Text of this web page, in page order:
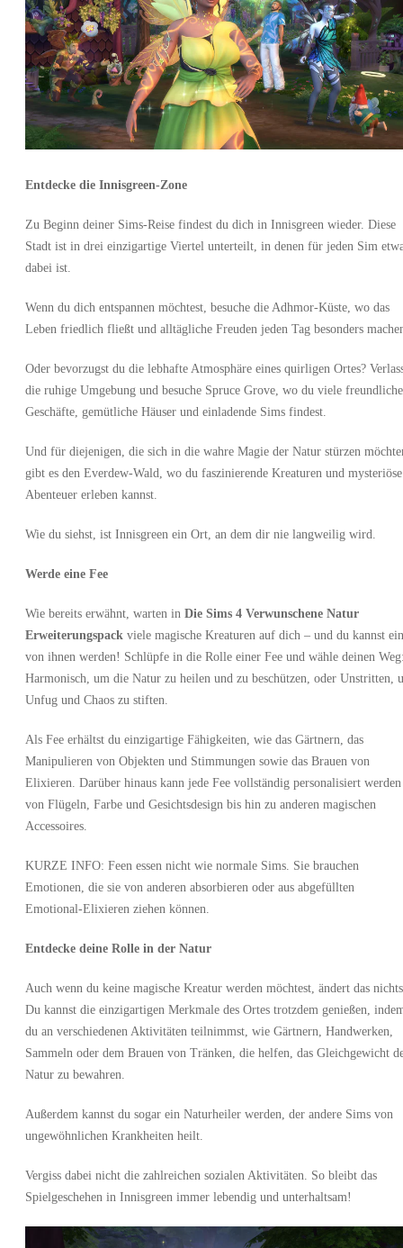
Entdecke die Innisgreen-Zone
Zu Beginn deiner Sims-Reise findest du dich in Innisgreen wieder. Diese
Stadt ist in drei einzigartige Viertel unterteilt, in denen für jeden Sim
dabei ist.
Wenn du dich entspannen möchtest, besuche die Adhmor-Küste, wo das
Leben friedlich fließt und alltägliche Freuden jeden Tag besonders
Oder bevorzugst du die lebhafte Atmosphäre eines quirligen Ortes?
die ruhige Umgebung und besuche Spruce Grove, wo du viele freundliche
Geschäfte, gemütliche Häuser und einladende Sims findest.
Und für diejenigen, die sich in die wahre Magie der Natur stürzen
gibt es den Everdew-Wald, wo du faszinierende Kreaturen und mysteriöse
Abenteuer erleben kannst.
Wie du siehst, ist Innisgreen ein Ort, an dem dir nie langweilig wird.
Werde eine Fee
Wie bereits erwähnt, warten in Die Sims 4 Verwunschene Natur
Erweiterungspack viele magische Kreaturen auf dich – und du kannst
von ihnen werden! Schlüpfe in die Rolle einer Fee und wähle deinen
Harmonisch, um die Natur zu heilen und zu beschützen, oder Unstritten,
Unfug und Chaos zu stiften.
Als Fee erhältst du einzigartige Fähigkeiten, wie das Gärtnern, das
Manipulieren von Objekten und Stimmungen sowie das Brauen von
Elixieren. Darüber hinaus kann jede Fee vollständig personalisiert
von Flügeln, Farbe und Gesichtsdesign bis hin zu anderen magischen
Accessoires.
KURZE INFO: Feen essen nicht wie normale Sims. Sie brauchen
Emotionen, die sie von anderen absorbieren oder aus abgefüllten
Emotional-Elixieren ziehen können.
Entdecke deine Rolle in der Natur
Auch wenn du keine magische Kreatur werden möchtest, ändert das
Du kannst die einzigartigen Merkmale des Ortes trotzdem genießen,
du an verschiedenen Aktivitäten teilnimmst, wie Gärtnern, Handwerken,
Sammeln oder dem Brauen von Tränken, die helfen, das Gleichgewicht
Natur zu bewahren.
Außerdem kannst du sogar ein Naturheiler werden, der andere Sims von
ungewöhnlichen Krankheiten heilt.
Vergiss dabei nicht die zahlreichen sozialen Aktivitäten. So bleibt das
Spielgeschehen in Innisgreen immer lebendig und unterhaltsam!